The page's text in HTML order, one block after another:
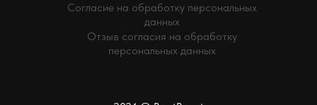
Согласие на обработку персональных
данных
Отзыв согласия на обработку
персональных данных